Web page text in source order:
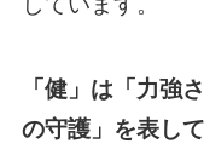
「健」は「力強
の守護」を表し